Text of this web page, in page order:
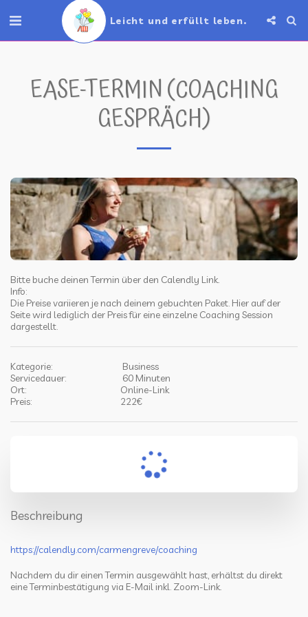
Leicht und erfüllt leben.
EASE-TERMIN (COACHING
GESPRÄCH)
Bitte buche deinen Termin über den Calendly Link.
Info:
Die Preise variieren je nach deinem gebuchten Paket. Hier auf der
Seite wird lediglich der Preis für eine einzelne Coaching Session
dargestellt.
Kategorie:
Business
Servicedauer:
60 Minuten
Ort:
Online-Link
Preis:
222€
Beschreibung
https://calendly.com/carmengreve/coaching
Nachdem du dir einen Termin ausgewählt hast, erhältst du direkt
eine Terminbestätigung via E-Mail inkl. Zoom-Link.